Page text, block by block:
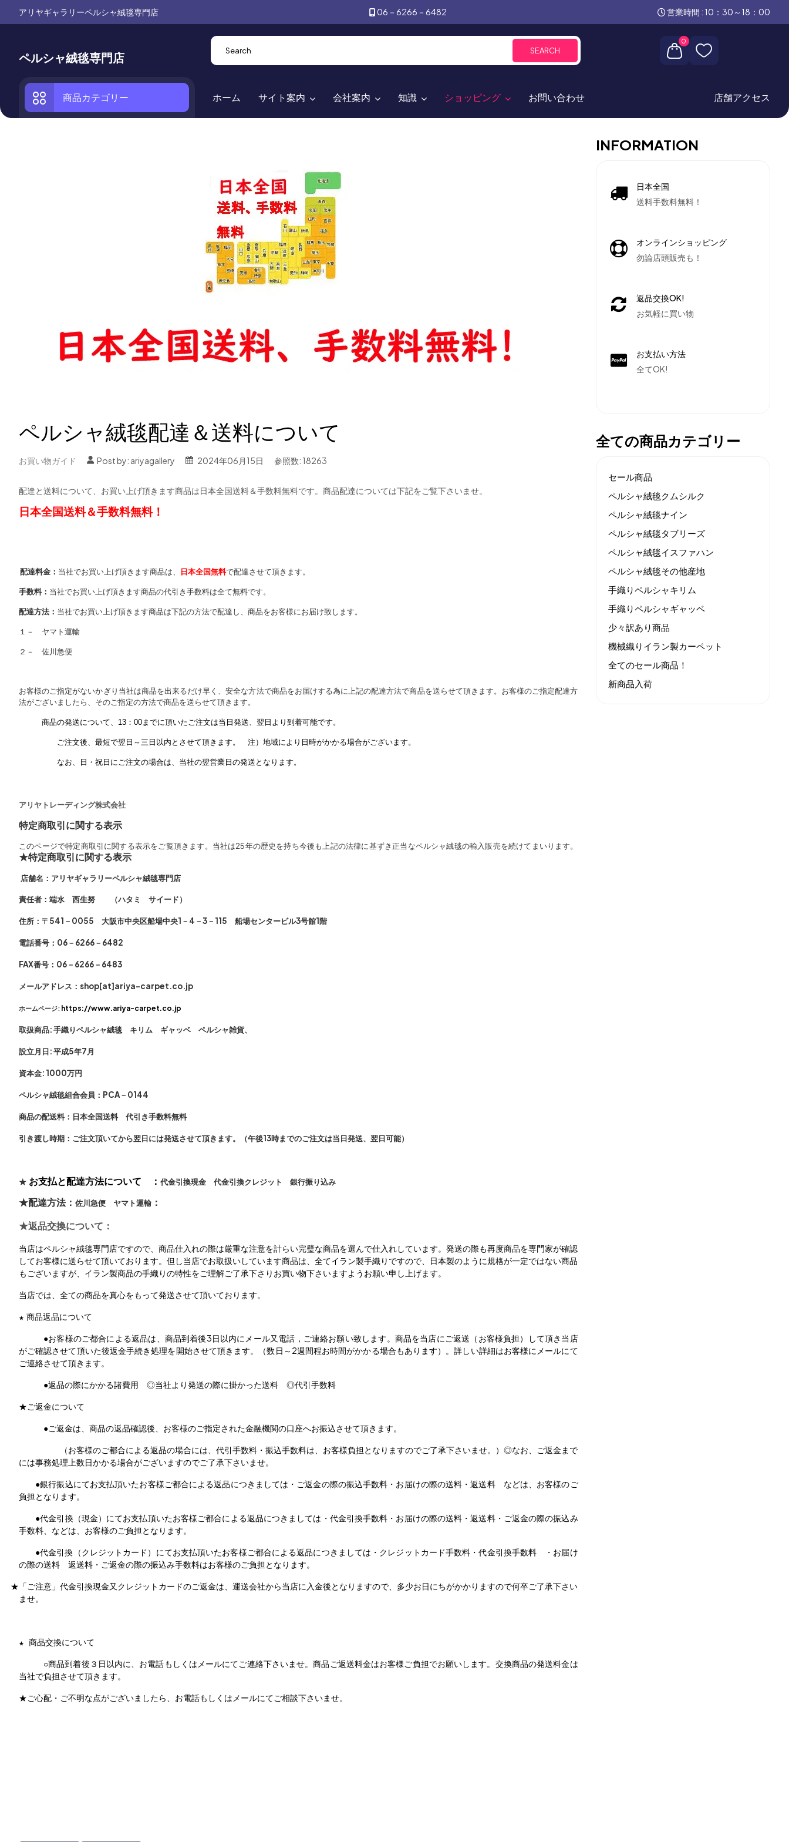
アリヤギャラリーペルシャ絨毯専門店 06－6266－6482 営業時間 : 10：30～18：00
ペルシャ絨毯専門店 SEARCH
0
商品カテゴリー ホーム サイト案内 会社案内 知識 ショッピング お問い合わせ 店舗アクセス
ペルシャ絨毯配達＆送料について
お買い物ガイド Post by: ariyagallery 2024年06月15日 参照数: 18263
配達と送料について、お買い上げ頂きます商品は日本全国送料＆手数料無料です。商品配達については下記をご覧下さいませ。
日本全国送料＆手数料無料！
配達料金： 当社でお買い上げ頂きます商品は、 日本全国無料で配達させて頂きます。
手数料： 当社でお買い上げ頂きます商品の代引き手数料は全て無料です。
配達方法： 当社でお買い上げ頂きます商品は下記の方法で配達し、商品をお客様にお届け致します。
１－ ヤマト運輸
２－ 佐川急便
お客様のご指定がないかぎり当社は商品を出来るだけ早く、安全な方法で商品をお届けする為に上記の配達方法で商品を送らせて頂きます。お客様のご指定配達方
法がございましたら、そのご指定の方法で商品を送らせて頂きます。
商品の発送について、 13 ： 00までに頂いたご注文は当日発送、翌日より到着可能です。
ご注文後、最短で翌日～三日以内とさせて頂きます。 注）地域により日時がかかる場合がございます。
なお、日・祝日にご注文の場合は、当社の翌営業日の発送となります。
アリヤトレーディング株式会社
特定商取引に関する表示
このページで特定商取引に関する表示をご覧頂きます。当社は25年の歴史を持ち今後も上記の法律に基ずき正当なペルシャ絨毯の輸入販売を続けてまいります。
★特定商取引に関する表示
店舗名： アリヤギャラリーペルシャ絨毯専門店
責任者： 端水 西生努 （ハタミ サイード）
住所： 〒541－0055 大阪市中央区船場中央1－4－3－115 船場センタービル3号館1階
電話番号：06－6266－6482
FAX番号：06－6266－6483
メールアドレス：shop[at]ariya-carpet.co.jp
ホームページ: https://www.ariya-carpet.co.jp
取扱商品:手織りペルシャ絨毯 キリム ギャッベ ペルシャ雑貨、
設立月日:平成5年7月
資本金: 1000万円
ペルシャ絨毯組合会員： PCA－0144
商品の配送料： 日本全国送料 代引き手数料無料
引き渡し時期： ご注文頂いてから翌日には発送させて頂きます。（午後13時までのご注文は当日発送、翌日可能）
★ お支払と配達方法について ： 代金引換現金 代金引換クレジット 銀行振り込み
★配達方法： 佐川急便 ヤマト運輸 ：
★返品交換について：
当店はペルシャ絨毯専門店ですので、商品仕入れの際は厳重な注意を計らい完璧な商品を選んで仕入れしています。発送の際も再度商品を専門家が確認
してお客様に送らせて頂いております。但し当店でお取扱いしています商品は、全てイラン製手織りですので、日本製のように規格が一定ではない商品
もございますが、イラン製商品の手織りの特性をご理解ご了承下さりお買い物下さいますようお願い申し上げます。
当店では、全ての商品を真心をもって発送させて頂いております。
★ 商品返品について
●お客様のご都合による返品は、商品到着後3日以内にメール又電話，ご連絡お願い致します。商品を当店にご返送（お客様負担）して頂き当店
がご確認させて頂いた後返金手続き処理を開始させて頂きます。（数日～2週間程お時間がかかる場合もあります）。詳しい詳細はお客様にメールにて
ご連絡させて頂きます。
●返品の際にかかる諸費用 ◎当社より発送の際に掛かった送料 ◎代引手数料
★ご返金について
●ご返金は、商品の返品確認後、お客様のご指定された金融機関の口座へお振込させて頂きます。
（お客様のご都合による返品の場合には、代引手数料・振込手数料は、お客様負担となりますのでご了承下さいませ。）◎なお、ご返金まで
には事務処理上数日かかる場合がございますのでご了承下さいませ。
●銀行振込にてお支払頂いたお客様ご都合による返品につきましては・ご返金の際の振込手数料・お届けの際の送料・返送料 などは、お客様のご
負担となります。
●代金引換（現金）にてお支払頂いたお客様ご都合による返品につきましては・代金引換手数料・お届けの際の送料・返送料・ご返金の際の振込み
手数料、などは、お客様のご負担となります。
●代金引換（クレジットカード）にてお支払頂いたお客様ご都合による返品につきましては・クレジットカード手数料・代金引換手数料 ・お届け
の際の送料 返送料・ご返金の際の振込み手数料はお客様のご負担となります。
★「ご注意」代金引換現金又クレジットカードのご返金は、運送会社から当店に入金後となりますので、多少お日にちがかかりますので何卒ご了承下さい
ませ。
★ 商品交換について
○商品到着後３日以内に、お電話もしくはメールにてご連絡下さいませ。商品ご返送料金はお客様ご負担でお願いします。交換商品の発送料金は
当社で負担させて頂きます。
★ご心配・ご不明な点がございましたら、お電話もしくはメールにてご相談下さいませ。
INFORMATION
日本全国
送料手数料無料！
オンラインショッピング
勿論店頭販売も！
返品交換OK!
お気軽に買い物
お支払い方法
全てOK!
全ての商品カテゴリー
セール商品
ペルシャ絨毯クムシルク
ペルシャ絨毯ナイン
ペルシャ絨毯タブリーズ
ペルシャ絨毯イスファハン
ペルシャ絨毯その他産地
手織りペルシャキリム
手織りペルシャギャッベ
少々訳あり商品
機械織りイラン製カーペット
全てのセール商品！
新商品入荷